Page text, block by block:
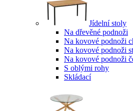
Jídelní stoly
Na dřevěné podnoži
Na kovové podnoži
Na kovové podnoži
Na kovové podnoži
S oblými rohy
Skládací